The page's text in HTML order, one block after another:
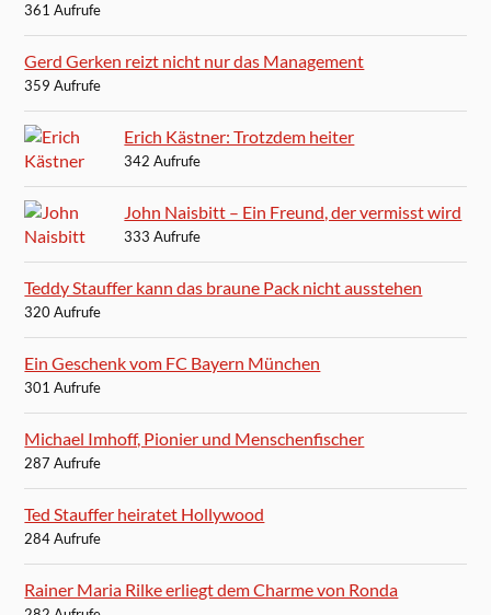
361 Aufrufe
Gerd Gerken reizt nicht nur das Management
359 Aufrufe
Erich Kästner: Trotzdem heiter
342 Aufrufe
John Naisbitt – Ein Freund, der vermisst wird
333 Aufrufe
Teddy Stauffer kann das braune Pack nicht ausstehen
320 Aufrufe
Ein Geschenk vom FC Bayern München
301 Aufrufe
Michael Imhoff, Pionier und Menschenfischer
287 Aufrufe
Ted Stauffer heiratet Hollywood
284 Aufrufe
Rainer Maria Rilke erliegt dem Charme von Ronda